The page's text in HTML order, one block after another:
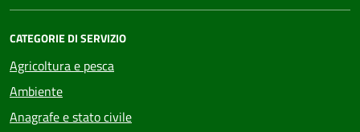
CATEGORIE DI SERVIZIO
Agricoltura e pesca
Ambiente
Anagrafe e stato civile